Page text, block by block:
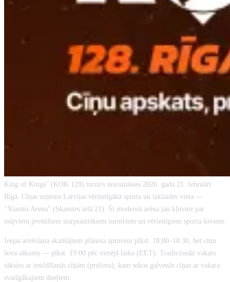
King of Kings" (KOK 128) turnīrs norisināsies 2026. gada 21. februārī
Rīgā. Cīņas uzņems Latvijas vērienīgākā sporta un izklaides vieta —
"Xiaomi Arena" (Skanstes ielā 21). Šī modernā arēna jau kļuvusi par
mājvietu prestižiem starptautiskiem turnīriem un vērienīgiem sporta šoviem.
Ieejas atvēršana skatītājiem plānota aptuveni plkst. 18:00–18:30, bet cīņu
šova sākums — plkst. 19:00 pēc vietējā laika (EET). Tradicionāli vakars
sāksies ar iesildīšanās cīņām (prelims), kam sekos galvenās cīņas ar vakara
svarīgākajiem dueļiem.